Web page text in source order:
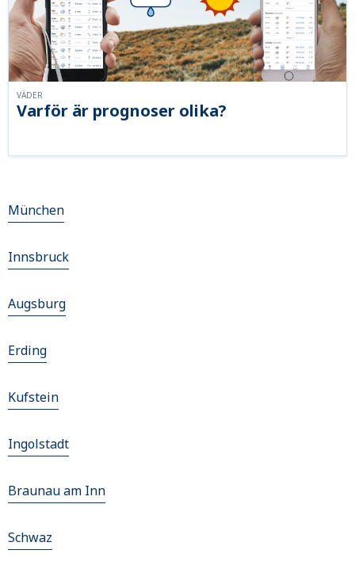
Varför är prognoser olika?
VÄDER
München
Innsbruck
Augsburg
Erding
Kufstein
Ingolstadt
Braunau am Inn
Schwaz